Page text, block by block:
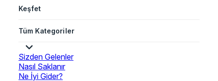
Keşfet
Tüm Kategoriler
Sizden Gelenler
Nasıl Saklanır
Ne İyi Gider?